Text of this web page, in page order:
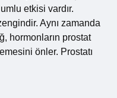
etkisi vardır.
Aynı zamanda
hormonların prostat
önler. Prostatı